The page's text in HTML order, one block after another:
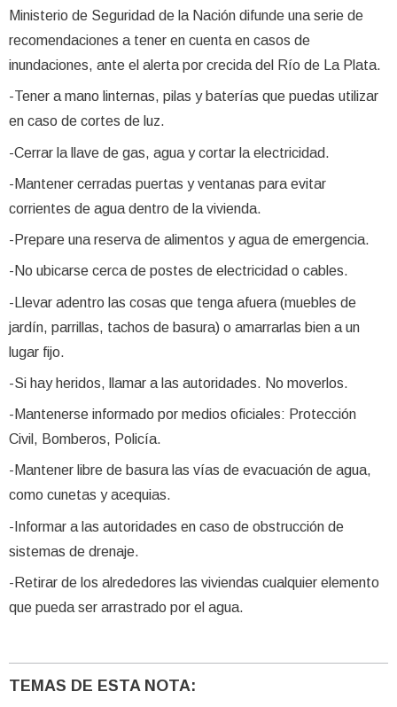
Ministerio de Seguridad de la Nación difunde una serie de
recomendaciones a tener en cuenta en casos de
inundaciones, ante el alerta por crecida del Río de La Plata.
-Tener a mano linternas, pilas y baterías que puedas utilizar
en caso de cortes de luz.
-Cerrar la llave de gas, agua y cortar la electricidad.
-Mantener cerradas puertas y ventanas para evitar
corrientes de agua dentro de la vivienda.
-Prepare una reserva de alimentos y agua de emergencia.
-No ubicarse cerca de postes de electricidad o cables.
-Llevar adentro las cosas que tenga afuera (muebles de
jardín, parrillas, tachos de basura) o amarrarlas bien a un
lugar fijo.
-Si hay heridos, llamar a las autoridades. No moverlos.
-Mantenerse informado por medios oficiales: Protección
Civil, Bomberos, Policía.
-Mantener libre de basura las vías de evacuación de agua,
como cunetas y acequias.
-Informar a las autoridades en caso de obstrucción de
sistemas de drenaje.
-Retirar de los alrededores las viviendas cualquier elemento
que pueda ser arrastrado por el agua.
TEMAS DE ESTA NOTA: